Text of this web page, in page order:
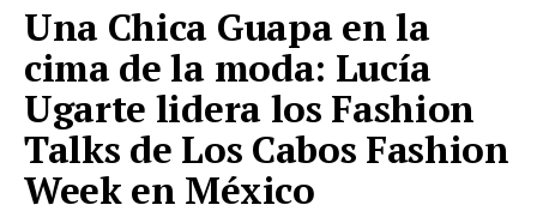
Una Chica Guapa en la
cima de la moda: Lucía
Ugarte lidera los Fashion
Talks de Los Cabos Fashion
Week en México